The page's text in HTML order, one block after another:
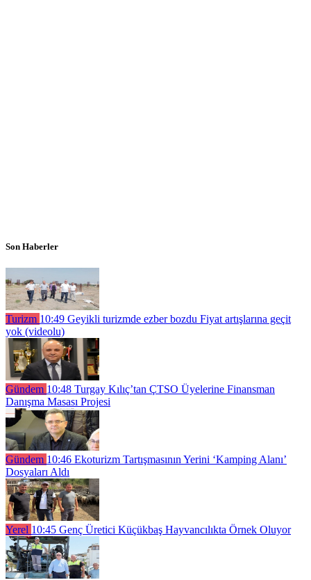
Son Haberler
Turizm 10:49 Geyikli turizmde ezber bozdu Fiyat artışlarına geçit
yok (videolu)
Gündem 10:48 Turgay Kılıç’tan ÇTSO Üyelerine Finansman
Danışma Masası Projesi
Gündem 10:46 Ekoturizm Tartışmasının Yerini ‘Kamping Alanı’
Dosyaları Aldı
Yerel 10:45 Genç Üretici Küçükbaş Hayvancılıkta Örnek Oluyor